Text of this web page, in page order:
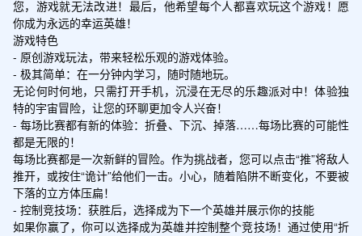
您，游戏就无法改进！最后，他希望每个人都喜欢玩这个游戏！愿
你成为永远的幸运英雄！
游戏特色
- 原创游戏玩法，带来轻松乐观的游戏体验。
- 极其简单：在一分钟内学习，随时随地玩。
无论何时何地，只需打开手机，沉浸在无尽的乐趣派对中！体验独
特的宇宙冒险，让您的环聊更加令人兴奋！
- 每场比赛都有新的体验：折叠、下沉、掉落……每场比赛的可能性
都是无限的！
每场比赛都是一次新鲜的冒险。作为挑战者，您可以点击“推”将敌人
推开，或按住“诡计”给他们一击。小心，随着陷阱不断变化，不要被
下落的立方体压扁！
- 控制竞技场：获胜后，选择成为下一个英雄并展示你的技能
如果你赢了，你可以选择成为英雄并控制整个竞技场！通过使用“折